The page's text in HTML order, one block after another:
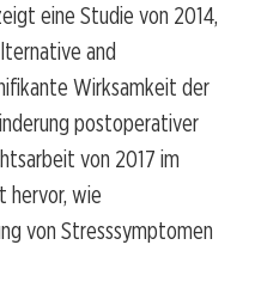
eine Studie von 2014,
and
Wirksamkeit der
postoperativer
von 2017 im
hervor, wie
von Stresssymptomen